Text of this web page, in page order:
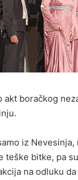
akt boračkog
iz
teške bitke, pa
na odluku